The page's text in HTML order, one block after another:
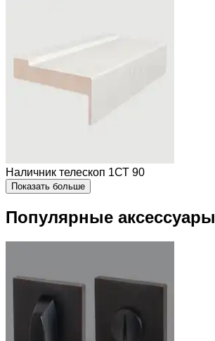
Наличник телескоп 1СТ 90
Показать больше
Популярные аксессуары